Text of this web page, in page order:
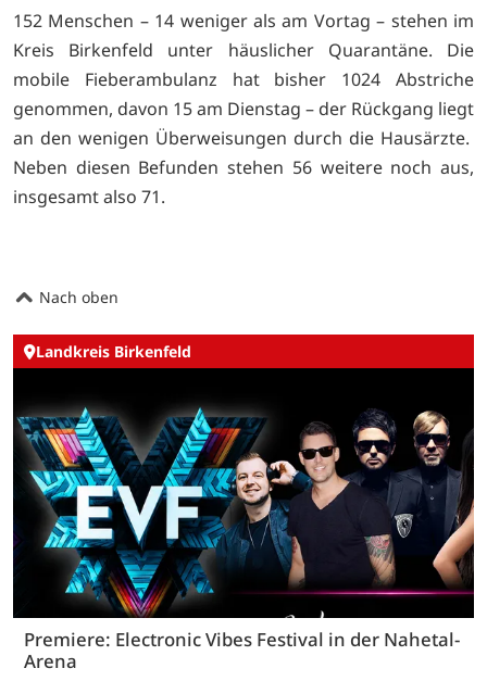
152 Menschen – 14 weniger als am Vortag – stehen im
Kreis Birkenfeld unter häuslicher Quarantäne. Die
mobile Fieberambulanz hat bisher 1024 Abstriche
genommen, davon 15 am Dienstag – der Rückgang liegt
an den wenigen Überweisungen durch die Hausärzte.
Neben diesen Befunden stehen 56 weitere noch aus,
insgesamt also 71.
Nach oben
Landkreis Birkenfeld
Premiere: Electronic Vibes Festival in der Nahetal-
Arena